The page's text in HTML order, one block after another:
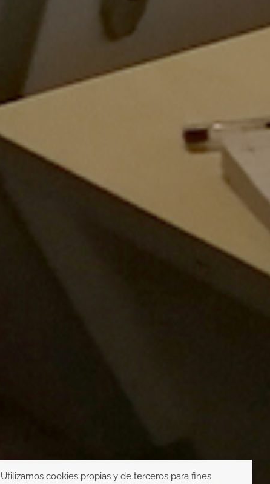
Utilizamos cookies propias y de terceros para fines